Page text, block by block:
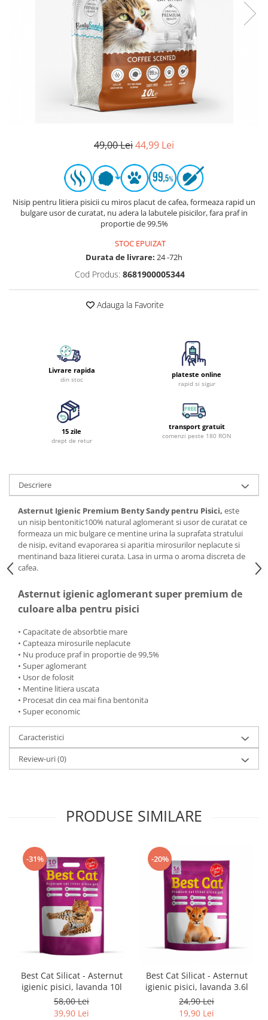
49,00 Lei44,99 Lei
Nisip pentru litiera pisicii cu miros placut de cafea, formeaza rapid un
bulgare usor de curatat, nu adera la labutele pisicilor, fara praf in
proportie de 99.5%
STOC EPUIZAT
Durata de livrare: 24 -72h
Cod Produs: 8681900005344
Adauga la Favorite
Livrare rapida
din stoc
plateste online
rapid si sigur
15 zile
drept de retur
transport gratuit
comenzi peste 180 RON
Descriere
Asternut Igienic Premium Benty Sandy pentru Pisici, este
un nisip bentonitic100% natural aglomerant si usor de curatat ce
formeaza un mic bulgare ce mentine urina la suprafata stratului
de nisip, evitand evaporarea si aparitia mirosurilor neplacute si
mentinand baza litierei curata. Lasa in urma o aroma discreta de
cafea.
Asternut igienic aglomerant super premium de
culoare alba pentru pisici
• Capacitate de absorbtie mare
• Capteaza mirosurile neplacute
• Nu produce praf in proportie de 99,5%
• Super aglomerant
• Usor de folosit
• Mentine litiera uscata
• Procesat din cea mai fina bentonita
• Super economic
Caracteristici
Review-uri(0)
PRODUSE SIMILARE
-31%
Best Cat Silicat - Asternut
igienic pisici, lavanda 10l
58,00 Lei
39,90 Lei
-20%
Best Cat Silicat - Asternut
igienic pisici, lavanda 3.6l
24,90 Lei
19,90 Lei